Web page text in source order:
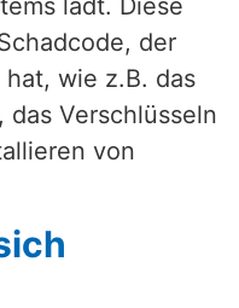
lädt. Diese
der
wie z.B. das
Verschlüsseln
von